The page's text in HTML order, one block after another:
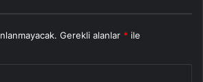
Gerekli alanlar * ile